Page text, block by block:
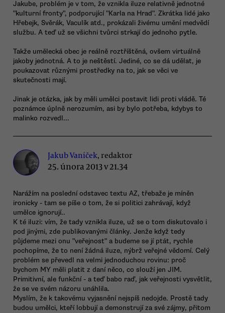
Jakube, problém je v tom, že vznikla iluze relativně jednotné
"kulturní fronty", podporující "Karla na Hrad". Zkrátka lidé jako
Hřebejk, Svěrák, Vaculík atd., prokázali živému umění medvědí
službu. A teď už se všichni tvůrci strkají do jednoho pytle.
Takže umělecká obec je reálně roztříštěná, ovšem virtuálně
jakoby jednotná. A to je neštěstí. Jediné, co se dá udělat, je
poukazovat různými prostředky na to, jak se věci ve
skutečnosti mají.
Jinak je otázka, jak by měli umělci postavit lidi proti vládě. Té
poznámce úplně nerozumím, asi by bylo potřeba, kdybys to
malinko rozvedl...
Jakub Vaníček, redaktor
25. února 2013 v 21.34
Narážím na poslední odstavec textu AZ, třebaže je míněn
ironicky - tam se píše o tom, že si politici zahrávají, když
umělce ignorují..
K té iluzi: vím, že tady vznikla iluze, už se o tom diskutovalo i
pod jinými, zde publikovanými články. Jenže když tedy
půjdeme mezi onu "veřejnost" a budeme se jí ptát, rychle
pochopíme, že to není žádná iluze, nýbrž veřejné vědomí. Celý
problém se převedl na velmi jednoduchou rovinu: proč
bychom MY měli platit z daní něco, co slouží jen JIM.
Primitivní, ale funkční - a teď babo raď, jak veřejnosti vysvětlit,
že se ve svém názoru unáhlila.
Myslím, že k takovému vyjasnění nejspíš nedojde. Prostě tady
budou umělci, kteří lobbují a demonstrují za své zájmy, přitom